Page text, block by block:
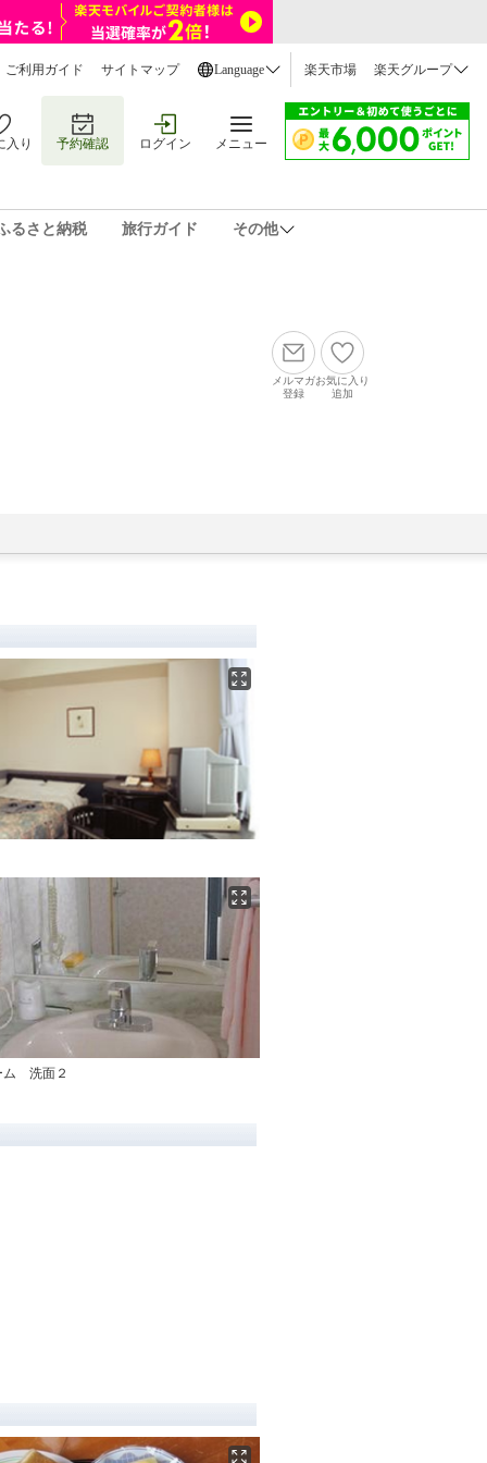
ご利用ガイド サイトマップ Language 楽天市場 楽天グループ
入り 予約確認 ログイン メニュー
るさと納税 旅行ガイド その他
メルマガ
登録
お気に入り
追加
ム 洗面２